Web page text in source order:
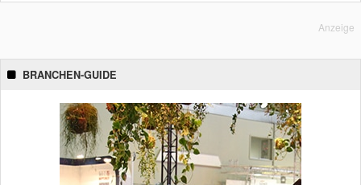
Anzeige
BRANCHEN-GUIDE